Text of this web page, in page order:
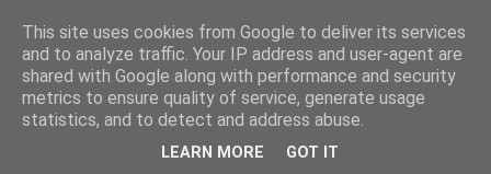
This site uses cookies from Google to deliver its services
and to analyze traffic. Your IP address and user-agent are
shared with Google along with performance and security
metrics to ensure quality of service, generate usage
statistics, and to detect and address abuse.
LEARN MORE GOT IT